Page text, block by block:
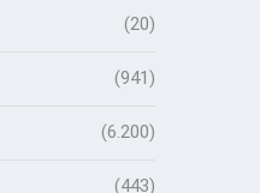
(20)
(941)
(6.200)
(443)